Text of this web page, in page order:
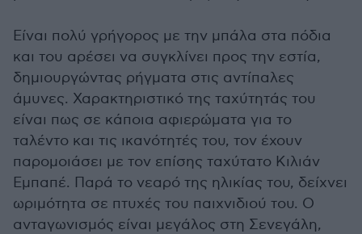
Είναι πολύ γρήγορος με την μπάλα στα πόδια
και του αρέσει να συγκλίνει προς την εστία,
δημιουργώντας ρήγματα στις αντίπαλες
άμυνες. Χαρακτηριστικό της ταχύτητάς του
είναι πως σε κάποια αφιερώματα για το
ταλέντο και τις ικανότητές του, τον έχουν
παρομοιάσει με τον επίσης ταχύτατο Κιλιάν
Εμπαπέ. Παρά το νεαρό της ηλικίας του, δείχνει
ωριμότητα σε πτυχές του παιχνιδιού του. Ο
ανταγωνισμός είναι μεγάλος στη Σενεγάλη,